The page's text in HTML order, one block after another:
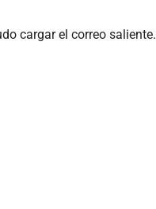
cargar el correo saliente.